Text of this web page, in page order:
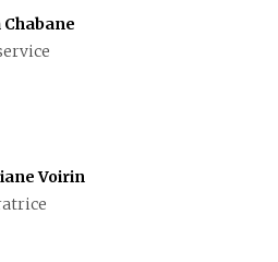
Chabane
Voirin